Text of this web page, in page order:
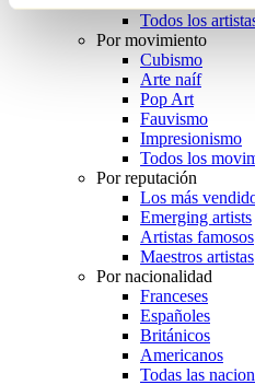
Todos los
Por movimiento
Cubismo
Arte naíf
Pop Art
Fauvismo
Impresionismo
Todos los
Por reputación
Los más
Emerging artists
Artistas famosos
Maestros artistas
Por nacionalidad
Franceses
Españoles
Británicos
Americanos
Todas las